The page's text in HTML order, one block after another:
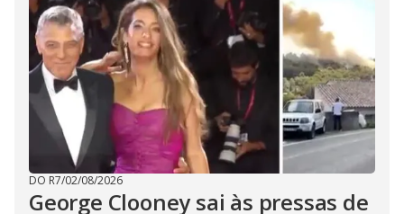
DO R7/02/08/2026
George Clooney sai às pressas de